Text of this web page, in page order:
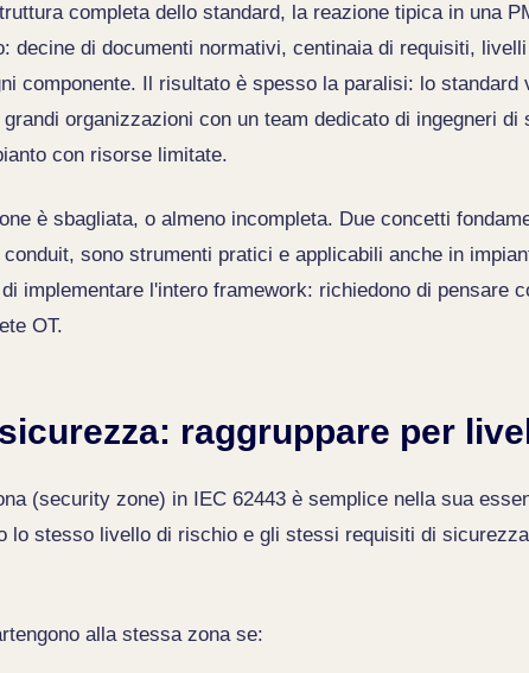
completa dello standard, la reazione tipica in una
decine di documenti normativi, centinaia di requisiti,
componente. Il risultato è spesso la paralisi: lo standard
organizzazioni con un team dedicato di ingegneri di
con risorse limitate.
è sbagliata, o almeno incompleta. Due concetti
sono strumenti pratici e applicabili anche in
implementare l'intero framework: richiedono di pensare
OT.
raggruppare per
(security zone) in IEC 62443 è semplice nella sua
lo stesso livello di rischio e gli stessi requisiti di
alla stessa zona se: